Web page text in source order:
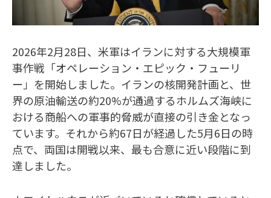
2026年2月28日、米軍はイランに対する大規模軍
事作戦「オペレーション・エピック・フューリ
ー」を開始しました。イランの核開発計画と、世
界の原油輸送の約20%が通過するホルムズ海峡に
おける商船への軍事的脅威が直接の引き金となっ
ています。それから約67日が経過した5月6日の時
点で、両国は開戦以来、最も合意に近い段階に到
達しました。